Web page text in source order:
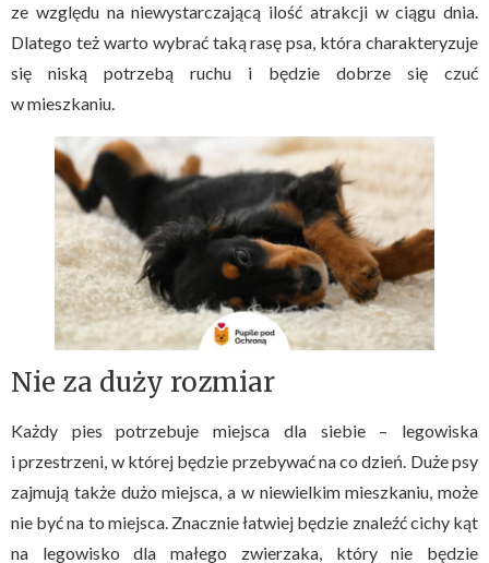
ze względu na niewystarczającą ilość atrakcji w ciągu dnia.
Dlatego też warto wybrać taką rasę psa, która charakteryzuje
się niską potrzebą ruchu i będzie dobrze się czuć
w mieszkaniu.
Nie za duży rozmiar
Każdy pies potrzebuje miejsca dla siebie – legowiska
i przestrzeni, w której będzie przebywać na co dzień. Duże psy
zajmują także dużo miejsca, a w niewielkim mieszkaniu, może
nie być na to miejsca. Znacznie łatwiej będzie znaleźć cichy kąt
na legowisko dla małego zwierzaka, który nie będzie